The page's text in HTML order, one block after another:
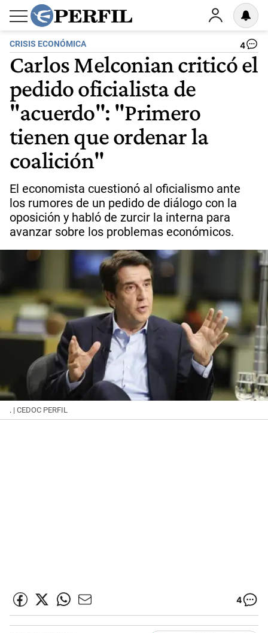
CRISIS ECONÓMICA 4
Carlos Melconian criticó el
pedido oficialista de
"acuerdo": "Primero
tienen que ordenar la
coalición"
El economista cuestionó al oficialismo ante
los rumores de un pedido de diálogo con la
oposición y habló de zurcir la interna para
avanzar sobre los problemas económicos.
. | CEDOC PERFIL
4